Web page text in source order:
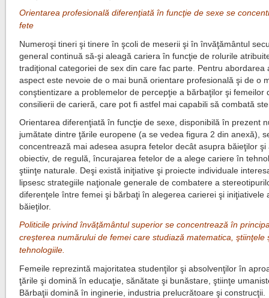
Orientarea profesională diferenţiată în funcţie de sexe se
fete
Numeroşi tineri şi tinere în şcoli de meserii şi în învăţământul
general continuă să-şi aleagă cariera în funcţie de rolurile
tradiţional categoriei de sex din care fac parte. Pentru abordarea
aspect este nevoie de o mai bună orientare profesională şi de o
conştientizare a problemelor de percepţie a bărbaţilor şi femeilor
consilierii de carieră, care pot fi astfel mai capabili să combată
Orientarea diferenţiată în funcţie de sexe, disponibilă în prezent
jumătate dintre ţările europene (a se vedea figura 2 din anexă),
concentrează mai adesea asupra fetelor decât asupra băieţilor şi
obiectiv, de regulă, încurajarea fetelor de a alege cariere în
ştiinţe naturale. Deşi există iniţiative şi proiecte individuale
lipsesc strategiile naţionale generale de combatere a
diferenţele între femei şi bărbaţi în alegerea carierei şi iniţiativele
băieţilor.
Politicile privind învăţământul superior se concentrează în
creşterea numărului de femei care studiază matematica, ştiinţele
tehnologiile.
Femeile reprezintă majoritatea studenţilor şi absolvenţilor în
ţările şi domină în educaţie, sănătate şi bunăstare, ştiinţe
Bărbaţii domină în inginerie, industria prelucrătoare şi construcţii.